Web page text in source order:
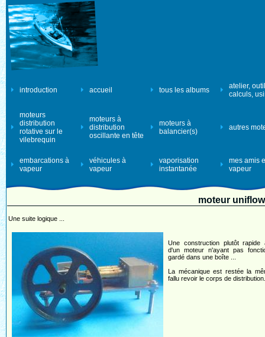
introduction accueil tous les albums
atelier,
calculs,
moteurs
distribution
rotative sur le
vilebrequin
moteurs à
distribution
oscillante en tête
moteurs à
balancier(s)
autres
embarcations à
vapeur
véhicules à
vapeur
vaporisation
instantanée
mes amis
vapeur
moteur
Une suite logique ...
Une construction plutôt rapide
d'un moteur n'ayant pas
gardé dans une boîte ...
La mécanique est restée la
fallu revoir le corps de distribution.